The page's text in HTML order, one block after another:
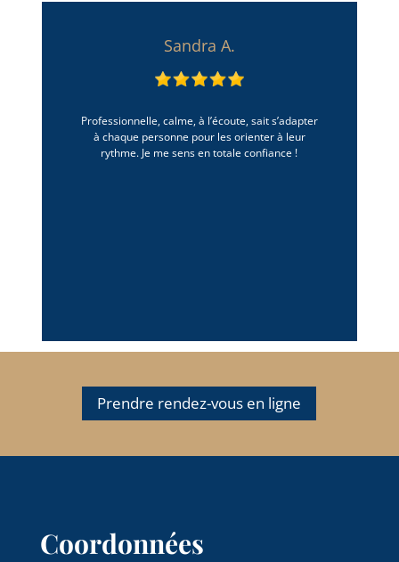
Sandra A.
Professionnelle, calme, à l’écoute, sait s’adapter
à chaque personne pour les orienter à leur
rythme. Je me sens en totale confiance !
Prendre rendez-vous en ligne
Coordonnées